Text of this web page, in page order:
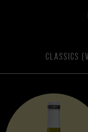
CLASSICS